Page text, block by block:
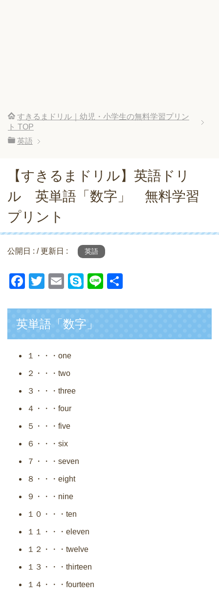
すきるまドリル｜幼児・小学生の無料学習プリン
ト TOP
英語
【すきるまドリル】英語ドリ
ル 英単語「数字」 無料学習
プリント
公開日 : / 更新日 : 英語
F
c
e
b
o
o
k
T
tt
er
E
ail
S
p
e
Li
e
英単語「数字」
１・・・one
２・・・two
３・・・three
４・・・four
５・・・five
６・・・six
７・・・seven
８・・・eight
９・・・nine
１０・・・ten
１１・・・eleven
１２・・・twelve
１３・・・thirteen
１４・・・fourteen